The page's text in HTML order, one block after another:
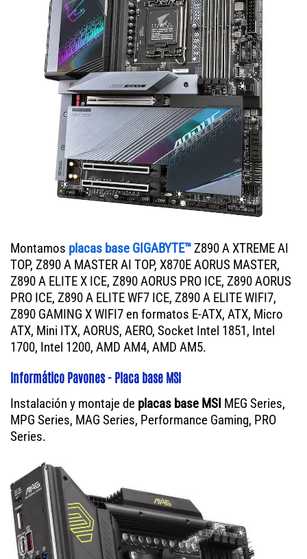
Montamos placas base GIGABYTE™Z890 A XTREME AI
TOP, Z890 A MASTER AI TOP, X870E AORUS MASTER,
Z890 A ELITE X ICE, Z890 AORUS PRO ICE, Z890 AORUS
PRO ICE, Z890 A ELITE WF7 ICE, Z890 A ELITE WIFI7,
Z890 GAMING X WIFI7 en formatos E-ATX, ATX, Micro
ATX, Mini ITX, AORUS, AERO, Socket Intel 1851, Intel
1700, Intel 1200, AMD AM4, AMD AM5.
Informático Pavones - Placa base MSI
Instalación y montaje de placas base MSI MEG Series,
MPG Series, MAG Series, Performance Gaming, PRO
Series.